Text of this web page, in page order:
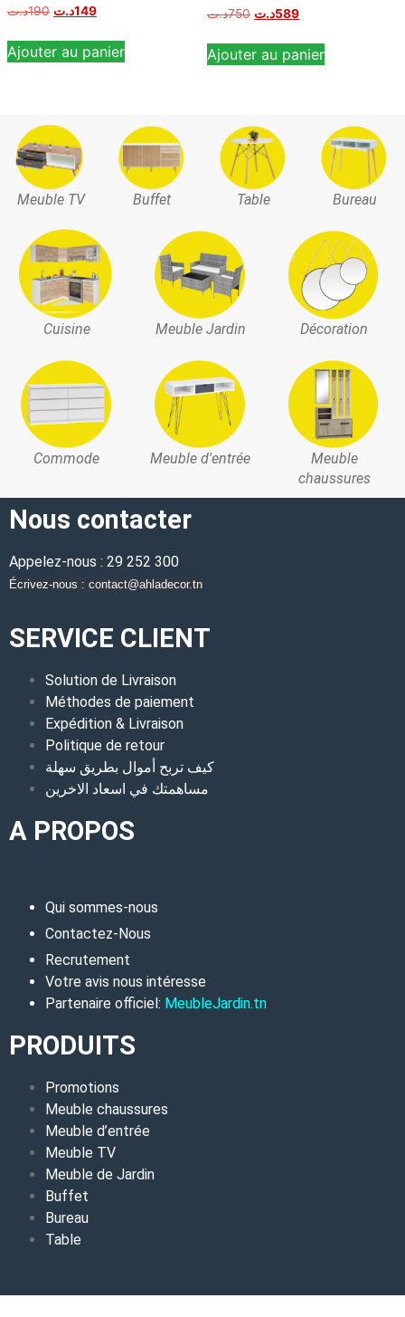
Note
5.00
190د.ت 149د.ت
Ajouter au panier
750د.ت 589د.ت
Ajouter au panier
Meuble TV Buffet Table Bureau
Cuisine Meuble Jardin Décoration
Commode Meuble d'entrée
Meuble
chaussures
Nous contacter
Appelez-nous : 29 252 300
Écrivez-nous : contact@ahladecor.tn
SERVICE CLIENT
Solution de Livraison
Méthodes de paiement
Expédition & Livraison
Politique de retour
كيف تربح أموال بطريق سهلة
مساهمتك في اسعاد الاخرين
A PROPOS
Qui sommes-nous
Contactez-Nous
Recrutement
Votre avis nous intéresse
Partenaire officiel: MeubleJardin.tn
PRODUITS
Promotions
Meuble chaussures
Meuble d’entrée
Meuble TV
Meuble de Jardin
Buffet
Bureau
Table